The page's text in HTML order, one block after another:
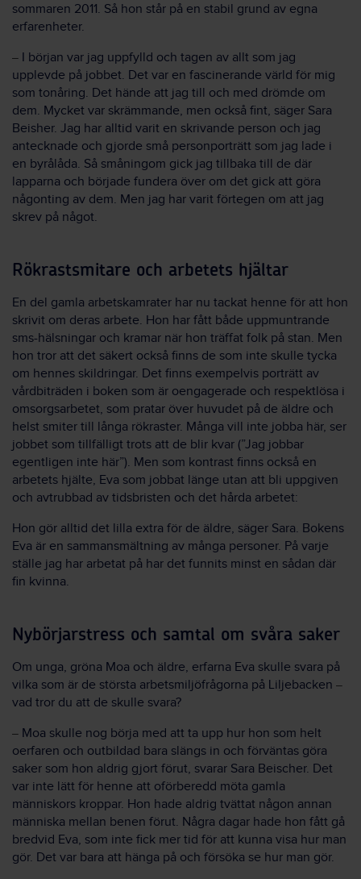
sommaren 2011. Så hon står på en stabil grund av egna
erfarenheter.
– I början var jag uppfylld och tagen av allt som jag
upplevde på jobbet. Det var en fascinerande värld för mig
som tonåring. Det hände att jag till och med drömde om
dem. Mycket var skrämmande, men också fint, säger Sara
Beisher. Jag har alltid varit en skrivande person och jag
antecknade och gjorde små personporträtt som jag lade i
en byrålåda. Så småningom gick jag tillbaka till de där
lapparna och började fundera över om det gick att göra
någonting av dem. Men jag har varit förtegen om att jag
skrev på något.
Rökrastsmitare och arbetets hjältar
En del gamla arbetskamrater har nu tackat henne för att hon
skrivit om deras arbete. Hon har fått både uppmuntrande
sms-hälsningar och kramar när hon träffat folk på stan. Men
hon tror att det säkert också finns de som inte skulle tycka
om hennes skildringar. Det finns exempelvis porträtt av
vårdbiträden i boken som är oengagerade och respektlösa i
omsorgsarbetet, som pratar över huvudet på de äldre och
helst smiter till långa rökraster. Många vill inte jobba här, ser
jobbet som tillfälligt trots att de blir kvar (”Jag jobbar
egentligen inte här”). Men som kontrast finns också en
arbetets hjälte, Eva som jobbat länge utan att bli uppgiven
och avtrubbad av tidsbristen och det hårda arbetet:
Hon gör alltid det lilla extra för de äldre, säger Sara. Bokens
Eva är en sammansmältning av många personer. På varje
ställe jag har arbetat på har det funnits minst en sådan där
fin kvinna.
Nybörjarstress och samtal om svåra saker
Om unga, gröna Moa och äldre, erfarna Eva skulle svara på
vilka som är de största arbetsmiljöfrågorna på Liljebacken –
vad tror du att de skulle svara?
– Moa skulle nog börja med att ta upp hur hon som helt
oerfaren och outbildad bara slängs in och förväntas göra
saker som hon aldrig gjort förut, svarar Sara Beischer. Det
var inte lätt för henne att oförberedd möta gamla
människors kroppar. Hon hade aldrig tvättat någon annan
människa mellan benen förut. Några dagar hade hon fått gå
bredvid Eva, som inte fick mer tid för att kunna visa hur man
gör. Det var bara att hänga på och försöka se hur man gör.